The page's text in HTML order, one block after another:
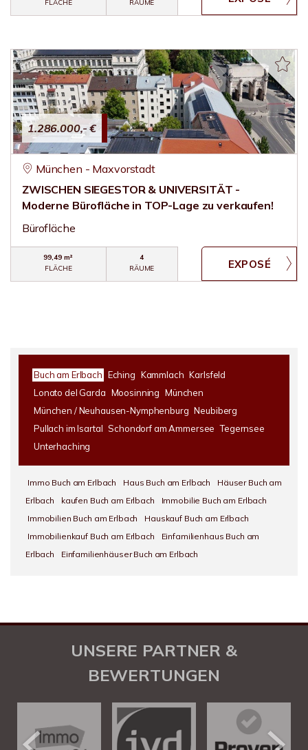
FLÄCHE
RÄUME
1.286.000,- €
München - Maxvorstadt
ZWISCHEN SIEGESTOR & UNIVERSITÄT -
Moderne Bürofläche in TOP-Lage zu verkaufen!
Bürofläche
99,49 m²
FLÄCHE
4
RÄUME
Buch am Erlbach Eching Kammlach Karlsfeld
Lonato del Garda Moosinning München
München / Neuhausen-Nymphenburg Neubiberg
Pullach im Isartal Schondorf am Ammersee Tegernsee
Unterhaching
Immo Buch am Erlbach Haus Buch am Erlbach
Häuser Buch am
Erlbach
kaufen Buch am Erlbach
Immobilie Buch am Erlbach
Immobilien Buch am Erlbach
Hauskauf Buch am Erlbach
Immobilienkauf Buch am Erlbach
Einfamilienhaus Buch am
Erlbach
Einfamilienhäuser Buch am Erlbach
UNSERE PARTNER &
BEWERTUNGEN